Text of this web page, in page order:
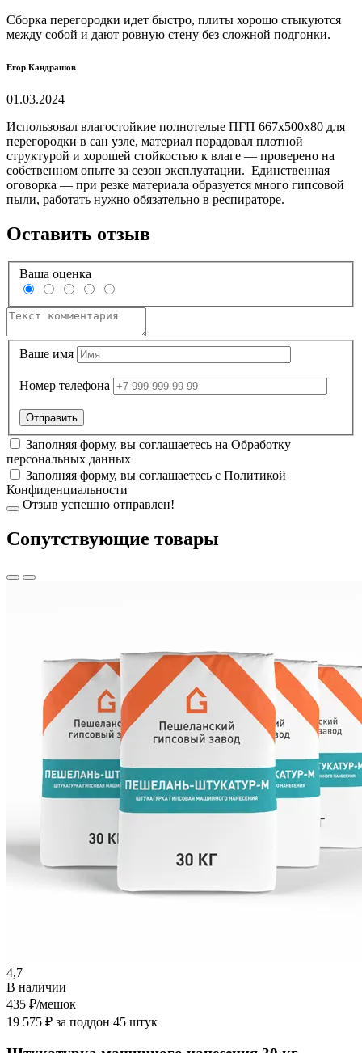
Сборка перегородки идет быстро, плиты хорошо стыкуются
между собой и дают ровную стену без сложной подгонки.
Егор Кандрашов
01.03.2024
Использовал влагостойкие полнотелые ПГП 667х500х80 для
перегородки в сан узле, материал порадовал плотной
структурой и хорошей стойкостью к влаге — проверено на
собственном опыте за сезон эксплуатации. Единственная
оговорка — при резке материала образуется много гипсовой
пыли, работать нужно обязательно в респираторе.
Оставить отзыв
Ваша оценка
Ваше имя
Номер телефона
Заполняя форму, вы соглашаетесь на Обработку
персональных данных
Заполняя форму, вы соглашаетесь с Политикой
Конфиденциальности
Отзыв успешно отправлен!
Cопутствующие товары
4,7
В наличии
435 ₽/мешок
19 575 ₽ за поддон 45 штук